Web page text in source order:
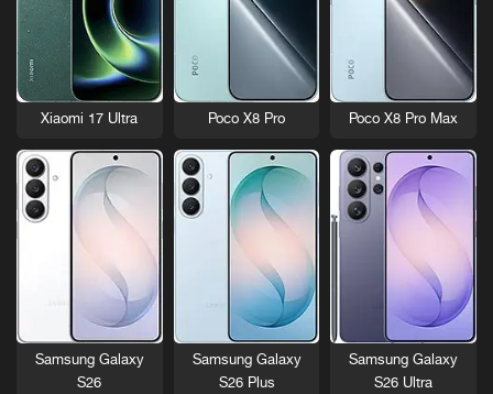
Poco X8 Pro Max
Poco X8 Pro
Xiaomi 17 Ultra
Samsung Galaxy
S26 Ultra
Samsung Galaxy
S26 Plus
Samsung Galaxy
S26